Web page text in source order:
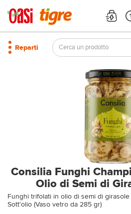
Reparti
Consilia Funghi
Olio di Semi di
Funghi trifolati in olio di semi di
Sott'olio (Vaso vetro da 285 gr)